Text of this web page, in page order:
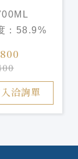
選#1 大
年
： 58.9%
洽詢單